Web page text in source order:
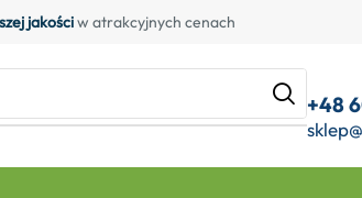
jakościw atrakcyjnych cenach
+48